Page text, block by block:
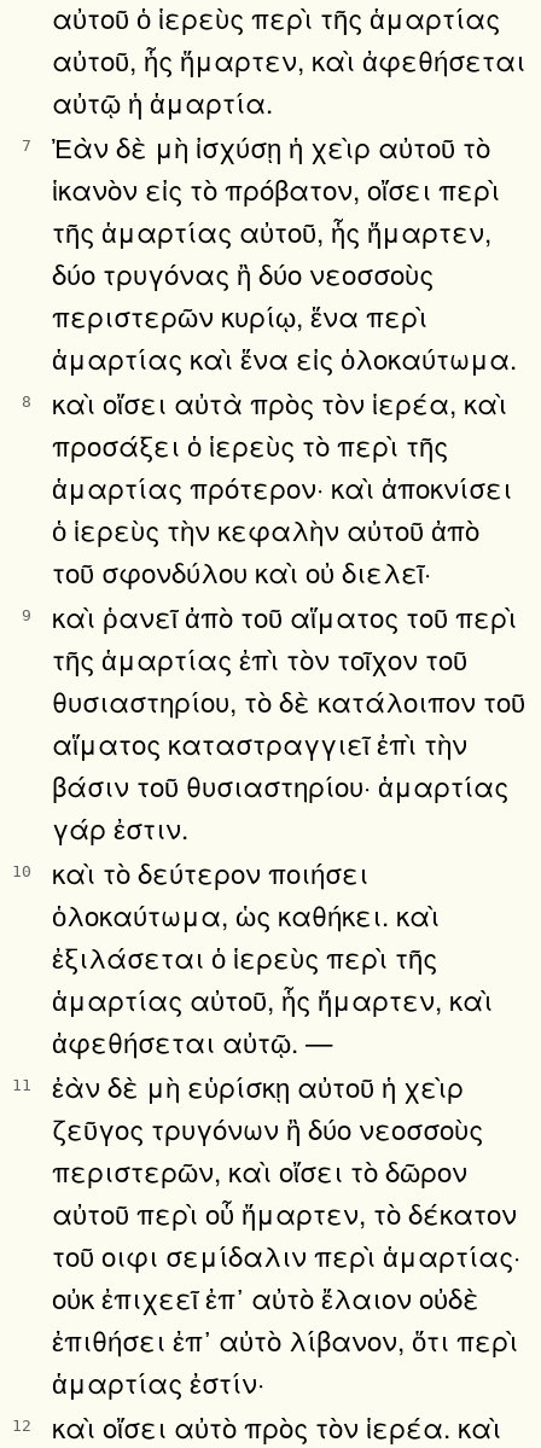
αὐτοῦ ὁ ἱερεὺς περὶ τῆς ἁμαρτίας
αὐτοῦ, ἧς ἥμαρτεν, καὶ ἀφεθήσεται
αὐτῷ ἡ ἁμαρτία.
7
Ἐὰν δὲ μὴ ἰσχύσῃ ἡ χεὶρ αὐτοῦ τὸ
ἱκανὸν εἰς τὸ πρόβατον, οἴσει περὶ
τῆς ἁμαρτίας αὐτοῦ, ἧς ἥμαρτεν,
δύο τρυγόνας ἢ δύο νεοσσοὺς
περιστερῶν κυρίῳ, ἕνα περὶ
ἁμαρτίας καὶ ἕνα εἰς ὁλοκαύτωμα.
8
καὶ οἴσει αὐτὰ πρὸς τὸν ἱερέα, καὶ
προσάξει ὁ ἱερεὺς τὸ περὶ τῆς
ἁμαρτίας πρότερον· καὶ ἀποκνίσει
ὁ ἱερεὺς τὴν κεφαλὴν αὐτοῦ ἀπὸ
τοῦ σφονδύλου καὶ οὐ διελεῖ·
9
καὶ ῥανεῖ ἀπὸ τοῦ αἵματος τοῦ περὶ
τῆς ἁμαρτίας ἐπὶ τὸν τοῖχον τοῦ
θυσιαστηρίου, τὸ δὲ κατάλοιπον τοῦ
αἵματος καταστραγγιεῖ ἐπὶ τὴν
βάσιν τοῦ θυσιαστηρίου· ἁμαρτίας
γάρ ἐστιν.
10
καὶ τὸ δεύτερον ποιήσει
ὁλοκαύτωμα, ὡς καθήκει. καὶ
ἐξιλάσεται ὁ ἱερεὺς περὶ τῆς
ἁμαρτίας αὐτοῦ, ἧς ἥμαρτεν, καὶ
ἀφεθήσεται αὐτῷ. —
11
ἐὰν δὲ μὴ εὑρίσκῃ αὐτοῦ ἡ χεὶρ
ζεῦγος τρυγόνων ἢ δύο νεοσσοὺς
περιστερῶν, καὶ οἴσει τὸ δῶρον
αὐτοῦ περὶ οὗ ἥμαρτεν, τὸ δέκατον
τοῦ οιφι σεμίδαλιν περὶ ἁμαρτίας·
οὐκ ἐπιχεεῖ ἐπ᾿ αὐτὸ ἔλαιον οὐδὲ
ἐπιθήσει ἐπ᾿ αὐτὸ λίβανον, ὅτι περὶ
ἁμαρτίας ἐστίν·
12 καὶ οἴσει αὐτὸ πρὸς τὸν ἱερέα. καὶ